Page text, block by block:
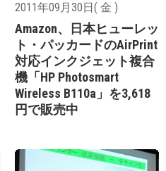
2011年09月30日( 金 )
Amazon、日本ヒューレッ
ト・パッカードのAirPrint
対応インクジェット複合
機「HP Photosmart
Wireless B110a」を3,618
円で販売中